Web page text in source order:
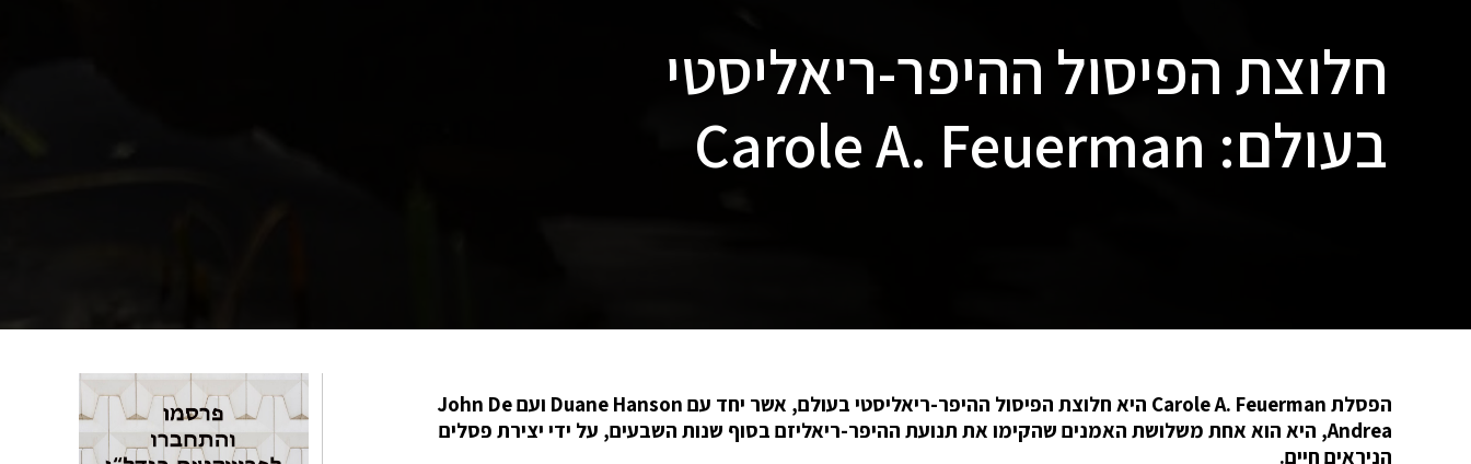
חלוצת הפיסול ההיפר-ריאליסטי
בעולם: Carole A. Feuerman
הפסלת Carole A. Feuerman היא חלוצת הפיסול ההיפר-ריאליסטי בעולם, אשר יחד עם Duane Hanson ועם John De
Andrea, היא הוא אחת משלושת האמנים שהקימו את תנועת ההיפר-ריאליזם בסוף שנות השבעים, על ידי יצירת פסלים
הניראים חיים.